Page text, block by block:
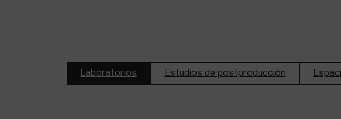
Laboratorios Estudios de postproducción